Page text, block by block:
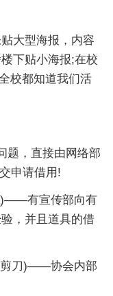
大型海报，内容
下贴小海报;在校
校都知道我们活
，直接由网络部
申请借用!
有宣传部向有
，并且道具的借
刀)——协会内部